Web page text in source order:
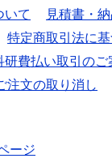
いて
見積書・
特定商取引法に
研費払い取引のご
注文の取り消し
ージ